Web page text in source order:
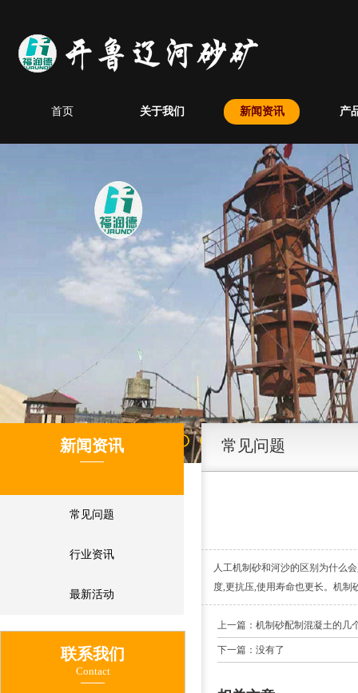
首页 关于我们 新闻资讯 产
新闻资讯
常见问题
行业资讯
最新活动
联系我们
Contact
常见问题
人工机制砂和河沙的区别为什么
度,更抗压,使用寿命也更长。机
上一篇：机制砂配制混凝土的几
下一篇：没有了